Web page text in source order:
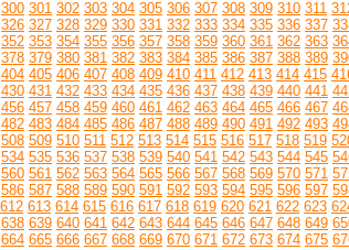
300 301 302 303 304 305 306 307 308 309 310 311
326 327 328 329 330 331 332 333 334 335 336 337
352 353 354 355 356 357 358 359 360 361 362 363
378 379 380 381 382 383 384 385 386 387 388 389
404 405 406 407 408 409 410 411 412 413 414 415
430 431 432 433 434 435 436 437 438 439 440 441
456 457 458 459 460 461 462 463 464 465 466 467
482 483 484 485 486 487 488 489 490 491 492 493
508 509 510 511 512 513 514 515 516 517 518 519
534 535 536 537 538 539 540 541 542 543 544 545
560 561 562 563 564 565 566 567 568 569 570 571
586 587 588 589 590 591 592 593 594 595 596 597
612 613 614 615 616 617 618 619 620 621 622 623
638 639 640 641 642 643 644 645 646 647 648 649
664 665 666 667 668 669 670 671 672 673 674 675